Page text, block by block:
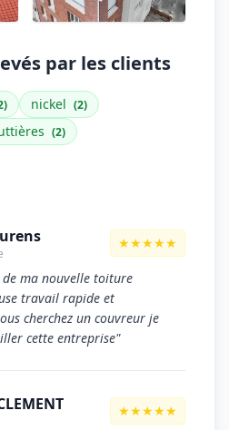
par les clients
nickel (2)
(2)
★★★★★
de ma nouvelle toiture
travail rapide et
cherchez un couvreur je
cette entreprise"
★★★★★